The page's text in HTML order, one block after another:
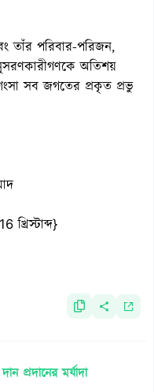
তাঁর পরিবার-পরিজন,
অতিশয়
সব জগতের প্রকৃত প্রভু
প্রদানের মর্যাদা